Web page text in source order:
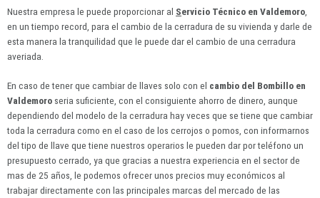
Nuestra empresa le puede proporcionar al Servicio Técnico en Valdemoro
en un tiempo record, para el cambio de la cerradura de su vivienda y darle de
esta manera la tranquilidad que le puede dar el cambio de una cerradura
averiada.
En caso de tener que cambiar de llaves solo con el cambio del Bombillo en
Valdemoro seria suficiente, con el consiguiente ahorro de dinero, aunque
dependiendo del modelo de la cerradura hay veces que se tiene que cambiar
toda la cerradura como en el caso de los cerrojos o pomos, con informarnos
del tipo de llave que tiene nuestros operarios le pueden dar por teléfono un
presupuesto cerrado, ya que gracias a nuestra experiencia en el sector de
mas de 25 años, le podemos ofrecer unos precios muy económicos al
trabajar directamente con las principales marcas del mercado de las